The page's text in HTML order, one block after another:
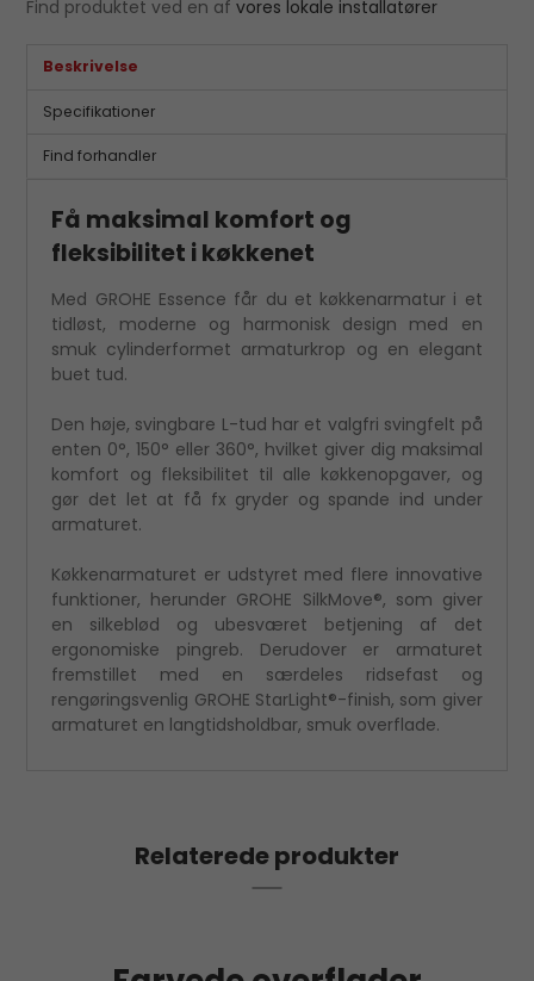
Find produktet ved en afvores lokale installatører
Beskrivelse
Specifikationer
Find forhandler
Få maksimal komfort og
fleksibilitet i køkkenet
Med GROHE Essence får du et køkkenarmatur i et
tidløst, moderne og harmonisk design med en
smuk cylinderformet armaturkrop og en elegant
buet tud.
Den høje, svingbare L-tud har et valgfri svingfelt på
enten 0°, 150° eller 360°, hvilket giver dig maksimal
komfort og fleksibilitet til alle køkkenopgaver, og
gør det let at få fx gryder og spande ind under
armaturet.
Køkkenarmaturet er udstyret med flere innovative
funktioner, herunder GROHE SilkMove®, som giver
en silkeblød og ubesværet betjening af det
ergonomiske pingreb. Derudover er armaturet
fremstillet med en særdeles ridsefast og
rengøringsvenlig GROHE StarLight®-finish, som giver
armaturet en langtidsholdbar, smuk overflade.
Relaterede produkter